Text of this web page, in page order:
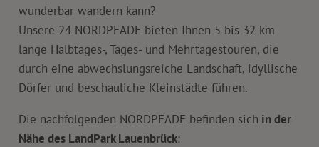
wunderbar wandern kann?
Unsere 24 NORDPFADE bieten Ihnen 5 bis 32 km
lange Halbtages-, Tages- und Mehrtagestouren, die
durch eine abwechslungsreiche Landschaft, idyllische
Dörfer und beschauliche Kleinstädte führen.
Die nachfolgenden NORDPFADE befinden sich in der
Nähe des LandPark Lauenbrück: